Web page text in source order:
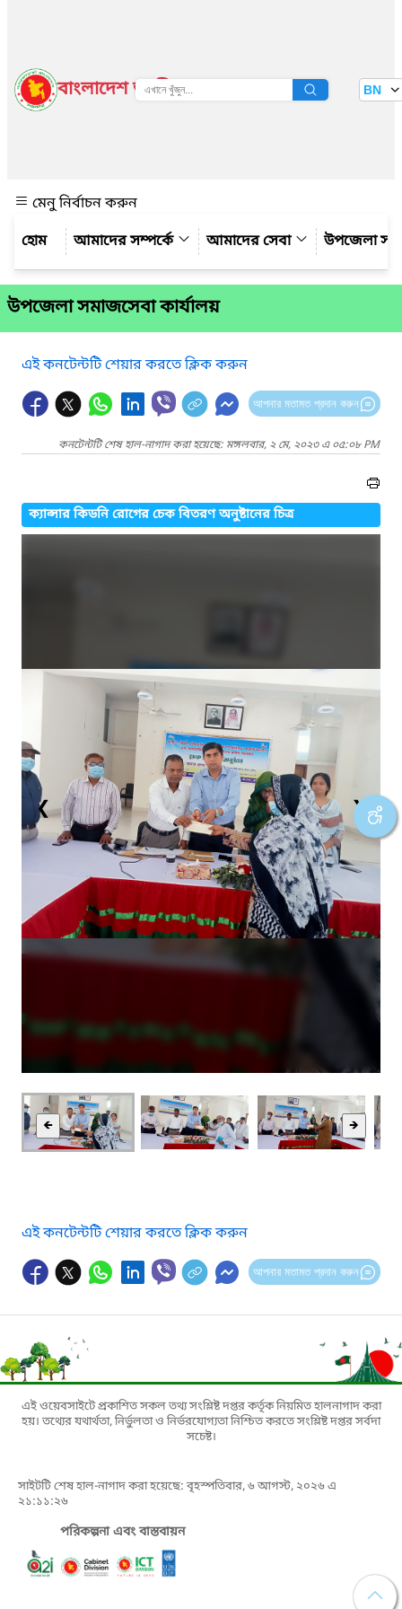
বাংলাদেশ জাতীয় তথ্য বাতায়ন BN
মেনু নির্বাচন করুন
আমাদের সম্পর্কে
আমাদের সেবা উপজেলা
উপজেলা সমাজসেবা কার্যালয়
এই কনটেন্টটি শেয়ার করতে ক্লিক করুন
আপনার মতামত প্রদান করুন
কনটেন্টটি শেষ হাল-নাগাদ করা হয়েছে: মঙ্গলবার, ২ মে, ২০২৩ এ ০৫:০৮ PM
ক্যান্সার কিডনি রোগের চেক বিতরণ অনুষ্টানের চিত্র
❮ ❯
🡸 🡺
এই কনটেন্টটি শেয়ার করতে ক্লিক করুন
আপনার মতামত প্রদান করুন
এই ওয়েবসাইটে প্রকাশিত সকল তথ্য সংশ্লিষ্ট দপ্তর কর্তৃক নিয়মিত হালনাগাদ করা
হয়। তথ্যের যথার্থতা, নির্ভুলতা ও নির্ভরযোগ্যতা নিশ্চিত করতে সংশ্লিষ্ট দপ্তর সর্বদা
সচেষ্ট।
সাইটটি শেষ হাল-নাগাদ করা হয়েছে: বৃহস্পতিবার, ৬ আগস্ট, ২০২৬ এ
২১:১১:২৬
পরিকল্পনা এবং বাস্তবায়ন